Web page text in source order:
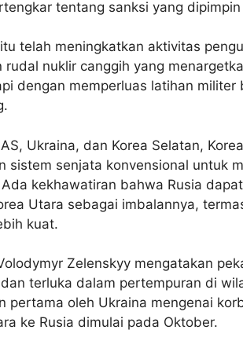
tentang sanksi yang
telah meningkatkan aktivitas
rudal nuklir canggih yang
dengan memperluas latihan
Ukraina, dan Korea Selatan,
sistem senjata konvensional untuk
kekhawatiran bahwa Rusia
Utara sebagai imbalannya,
kuat.
Zelenskyy mengatakan
terluka dalam pertempuran di
pertama oleh Ukraina mengenai
ke Rusia dimulai pada Oktober.